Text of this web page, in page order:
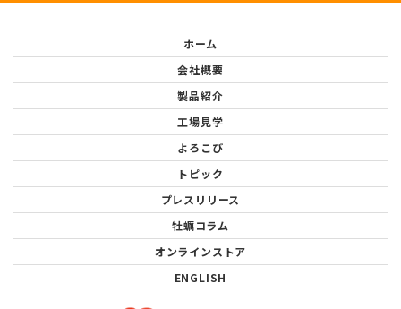
ホーム
会社概要
製品紹介
工場見学
よろこび
トピック
プレスリリース
牡蠣コラム
オンラインストア
ENGLISH